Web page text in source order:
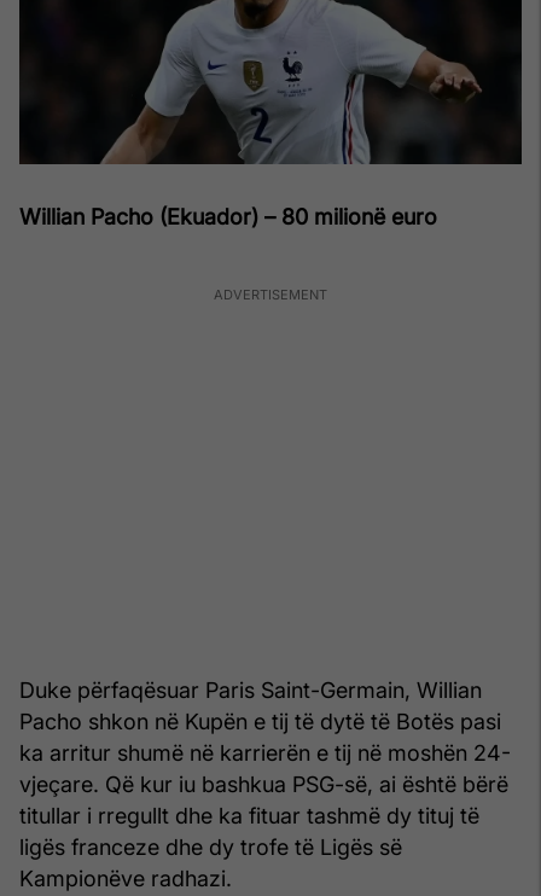
Willian Pacho (Ekuador) – 80 milionë euro
Duke përfaqësuar Paris Saint-Germain, Willian
Pacho shkon në Kupën e tij të dytë të Botës pasi
ka arritur shumë në karrierën e tij në moshën 24-
vjeçare. Që kur iu bashkua PSG-së, ai është bërë
titullar i rregullt dhe ka fituar tashmë dy tituj të
ligës franceze dhe dy trofe të Ligës së
Kampionëve radhazi.